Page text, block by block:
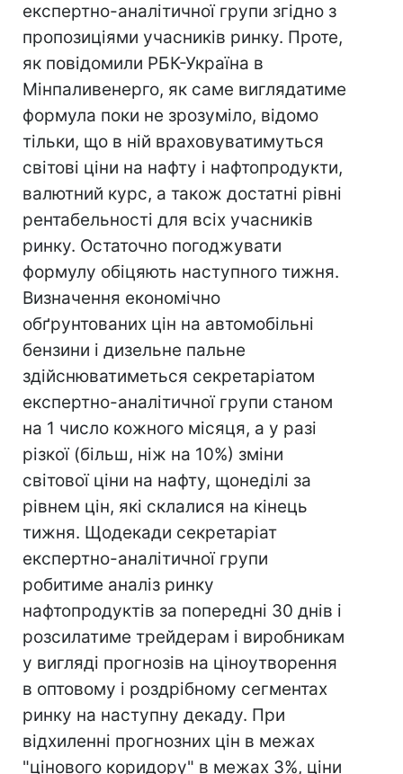
експертно-аналітичної групи згідно з
пропозиціями учасників ринку. Проте,
як повідомили РБК-Україна в
Мінпаливенерго, як саме виглядатиме
формула поки не зрозуміло, відомо
тільки, що в ній враховуватимуться
світові ціни на нафту і нафтопродукти,
валютний курс, а також достатні рівні
рентабельності для всіх учасників
ринку. Остаточно погоджувати
формулу обіцяють наступного тижня.
Визначення економічно
обґрунтованих цін на автомобільні
бензини і дизельне пальне
здійснюватиметься секретаріатом
експертно-аналітичної групи станом
на 1 число кожного місяця, а у разі
різкої (більш, ніж на 10%) зміни
світової ціни на нафту, щонеділі за
рівнем цін, які склалися на кінець
тижня. Щодекади секретаріат
експертно-аналітичної групи
робитиме аналіз ринку
нафтопродуктів за попередні 30 днів і
розсилатиме трейдерам і виробникам
у вигляді прогнозів на ціноутворення
в оптовому і роздрібному сегментах
ринку на наступну декаду. При
відхиленні прогнозних цін в межах
"цінового коридору" в межах 3%, ціни